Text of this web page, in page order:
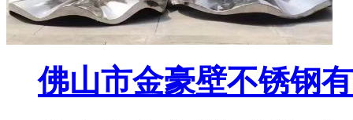
佛山市金豪壁不锈钢